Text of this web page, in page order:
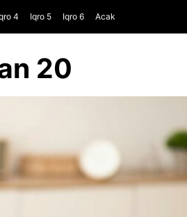
4 Iqro 5 Iqro 6 Acak
20